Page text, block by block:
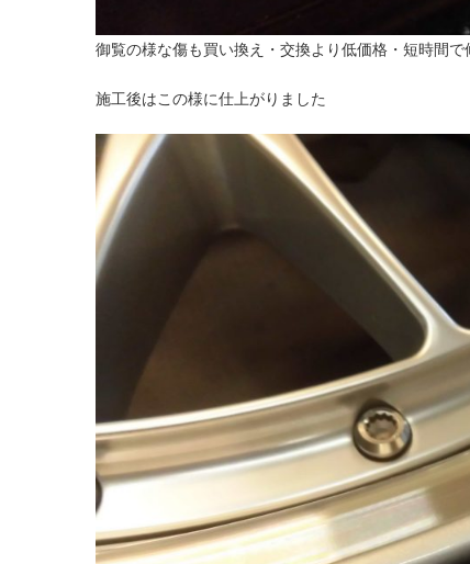
御覧の様な傷も買い換え・交換より低価格・短時間で
施工後はこの様に仕上がりました